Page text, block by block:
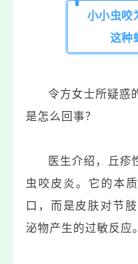
小小虫咬
这种
令方女士所疑惑
是怎么回事？
医生介绍，丘疹
虫咬皮炎。它的本
口，而是皮肤对节
泌物产生的过敏反应。